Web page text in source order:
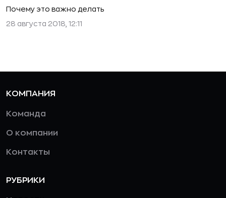
Почему это важно делать
28 августа 2018, 12:11
КОМПАНИЯ
Команда
О компании
Контакты
РУБРИКИ